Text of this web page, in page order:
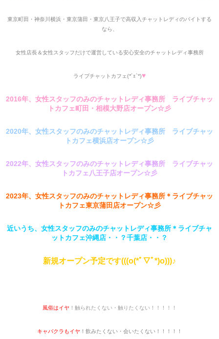
東京町田・神奈川横浜・東京蒲田・東京八王子で高収入チャットレディのバイトする
なら、
女性店長＆女性スタッフだけで運営している安心安全のチャットレディ事務所
ライブチャットカフェ(*´ｪ`*)♥
2016年、女性スタッフのみのチャットレディ事務所 ライブチャッ
トカフェ町田・相模大野店オープン☆彡
2020年、女性スタッフのみのチャットレディ事務所 ライブチャッ
トカフェ横浜店オープン☆彡
2022年、 女性スタッフのみのチャットレディ事務所 ライブチャッ
トカフェ八王子店オープン☆彡
2023年、女性スタッフのみのチャットレディ事務所＊ライブチャッ
トカフェ東京蒲田店オープン☆彡
近いうち、女性スタッフのみのチャットレディ事務所＊ライブチャ
ットカフェ沖縄店・・？千葉店・・？
新規オープン予定です(((o(*ﾟ▽ﾟ*)o)))♪
風俗はイヤ ！触られたくない・触りたくない！！！！！
キャバクラもイヤ ！飲みたくない・会いたくない！！！！！